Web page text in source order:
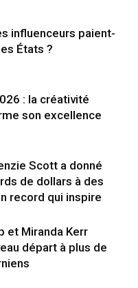
influenceurs paient-
États ?
: la créativité
son excellence
Scott a donné
de dollars à des
record qui inspire
et Miranda Kerr
départ à plus de